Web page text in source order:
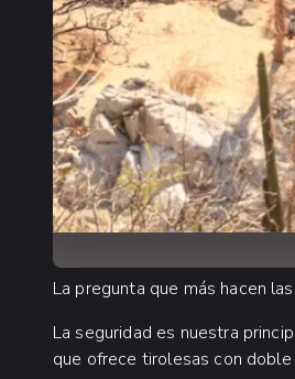
La pregunta que más hacen
La seguridad es nuestra
que ofrece tirolesas con